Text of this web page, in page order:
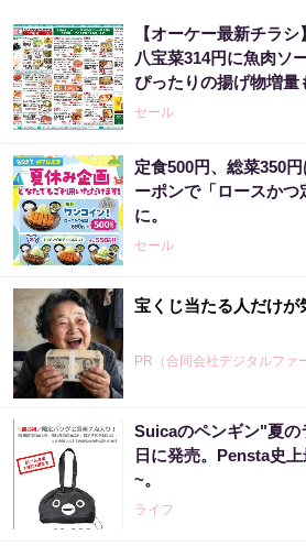
【オーケー最新チラ
八宝菜314円に魚肉ソ
ぴったりの揚げ物増量
セール
定食500円、総菜350
ーポンで「ロースか
に。
セール
宝くじ当たる人だけが
PR（合同会社デジタルファ
Suicaのペンギン"夏
日に発売。Pensta史
~。
ライフ